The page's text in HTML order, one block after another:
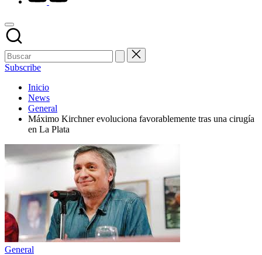
Subscribe
Inicio
News
General
Máximo Kirchner evoluciona favorablemente tras una cirugía
en La Plata
Publicado
General